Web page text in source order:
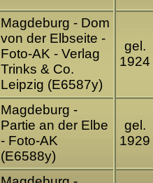
Magdeburg - Dom
von der Elbseite -
Foto-AK - Verlag
Trinks & Co.
Leipzig (E6587y)
gel.
1924
Magdeburg -
Partie an der Elbe
- Foto-AK
(E6588y)
gel.
1929